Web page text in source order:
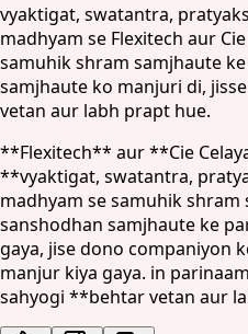
vyaktigat, swatantra,
madhyam se Flexitech aur
samuhik shram samjhaute
samjhaute ko manjuri di,
vetan aur labh prapt hue.
**Flexitech** aur **Cie
**vyaktigat, swatantra,
madhyam se samuhik
sanshodhan samjhaute ke
gaya, jise dono companiyon
manjur kiya gaya. in
sahyogi **behtar vetan aur